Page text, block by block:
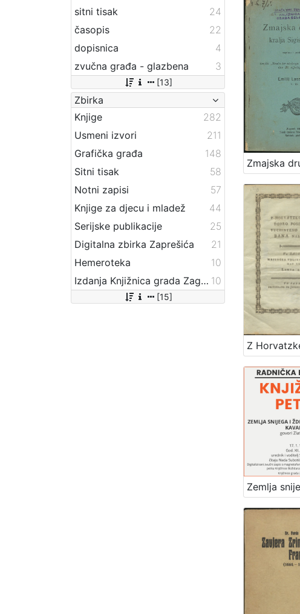
sitni tisak
24
časopis
22
dopisnica
4
zvučna građa - glazbena
3
[13]
Zbirka
Knjige
282
Usmeni izvori
211
Grafička građa
148
Sitni tisak
58
Notni zapisi
57
Knjige za djecu i mladež
44
Serijske publikacije
25
Digitalna zbirka Zaprešića
21
Hemeroteka
10
Izdanja Knjižnica grada Zagreba - E-knjige 10
[15]